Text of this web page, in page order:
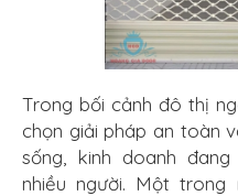
Trong bối cảnh đô thị
chọn giải pháp an toàn
sống, kinh doanh
nhiều người. Một